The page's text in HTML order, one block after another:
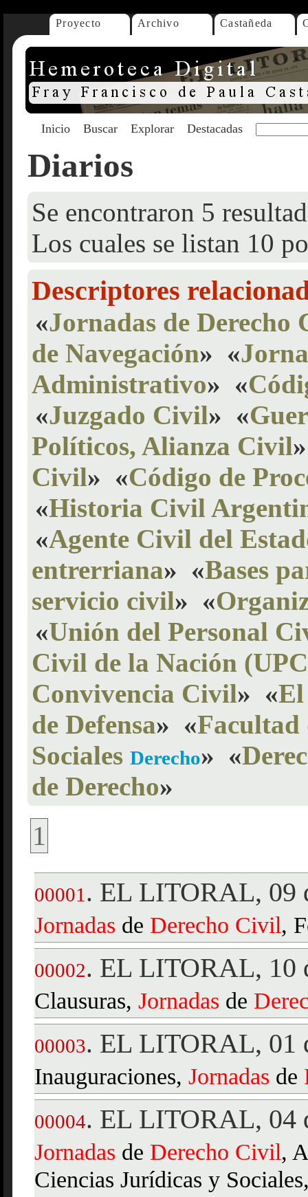
Proyecto Archivo Castañeda
Inicio Buscar Explorar Destacadas
Diarios
Se encontraron 5
Los cuales se listan 10
Descriptores
«Jornadas de Derecho
de Navegación» «
Administrativo» «
«Juzgado Civil» «
Políticos, Alianza Civil»
Civil» «Código de
«Historia Civil
«Agente Civil del
entrerriana» «Bases
servicio civil» «
«Unión del Personal
Civil de la Nación
Convivencia Civil» «
de Defensa» «Facultad
Sociales Derecho» «
de Derecho»
1
00001 . EL LITORAL, 09
Jornadas de Derecho Civil,
00002. EL LITORAL, 10
Clausuras, Jornadas de
00003. EL LITORAL, 01
Inauguraciones, Jornadas de
00004. EL LITORAL, 04
Jornadas de Derecho Civil,
Ciencias Jurídicas y